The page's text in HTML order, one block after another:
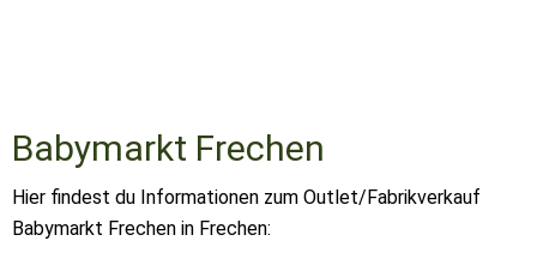
Babymarkt Frechen
Hier findest du Informationen zum Outlet/Fabrikverkauf
Babymarkt Frechen in Frechen: